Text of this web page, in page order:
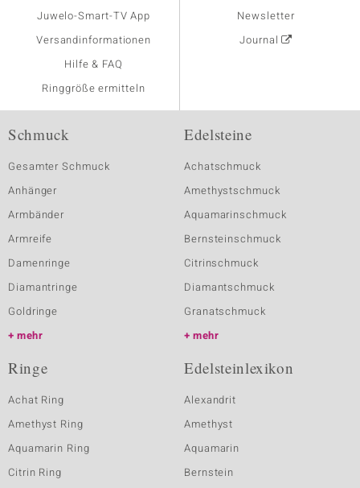
Juwelo-Smart-TV App
Versandinformationen
Hilfe & FAQ
Ringgröße ermitteln
Newsletter
Journal
Schmuck
Gesamter Schmuck
Anhänger
Armbänder
Armreife
Damenringe
Diamantringe
Goldringe
mehr
Edelsteine
Achatschmuck
Amethystschmuck
Aquamarinschmuck
Bernsteinschmuck
Citrinschmuck
Diamantschmuck
Granatschmuck
mehr
Ringe
Achat Ring
Amethyst Ring
Aquamarin Ring
Citrin Ring
Edelsteinlexikon
Alexandrit
Amethyst
Aquamarin
Bernstein